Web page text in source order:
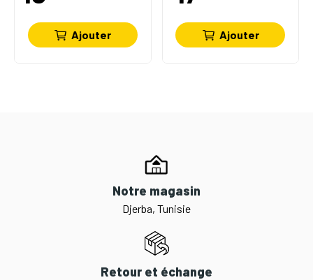
Ajouter Ajouter
Notre magasin
Djerba, Tunisie
Retour et échange